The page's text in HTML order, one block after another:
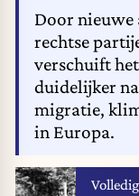
Door
rechtse
verschuift
duidelijker
migratie,
in Europa.